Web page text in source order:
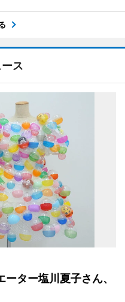
ス
ーター塩川夏子さん、